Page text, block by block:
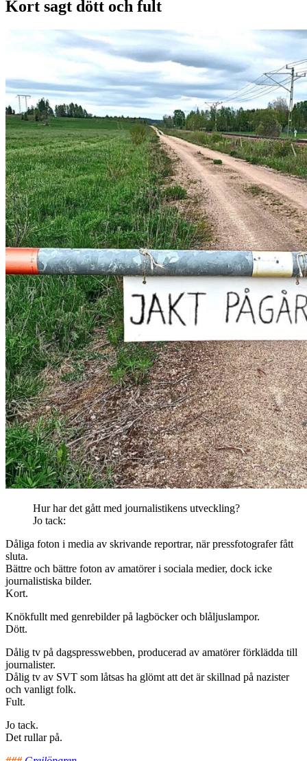
Kort sagt dött och fult
Hur har det gått med journalistikens utveckling?
Jo tack:
Dåliga foton i media av skrivande reportrar, när pressfotografer fått
sluta.
Bättre och bättre foton av amatörer i sociala medier, dock icke
journalistiska bilder.
Kort.
Knökfullt med genrebilder på lagböcker och blåljuslampor.
Dött.
Dålig tv på dagspresswebben, producerad av amatörer förklädda till
journalister.
Dålig tv av SVT som låtsas ha glömt att det är skillnad på nazister
och vanligt folk.
Fult.
Jo tack.
Det rullar på.